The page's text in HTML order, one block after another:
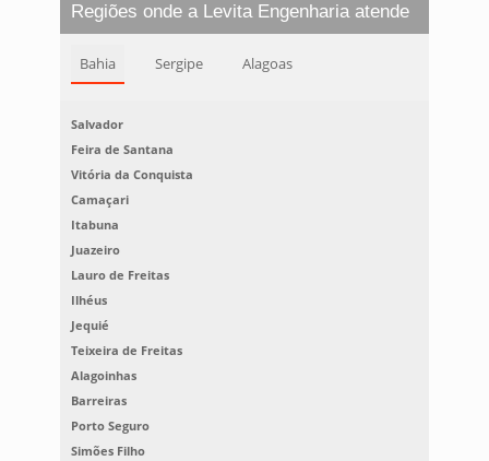
Regiões onde a Levita Engenharia atende
Bahia Sergipe Alagoas
Salvador
Feira de Santana
Vitória da Conquista
Camaçari
Itabuna
Juazeiro
Lauro de Freitas
Ilhéus
Jequié
Teixeira de Freitas
Alagoinhas
Barreiras
Porto Seguro
Simões Filho